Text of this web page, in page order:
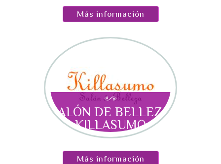
Más información
SALÓN DE BELLEZA
KILLASUMO
Más información